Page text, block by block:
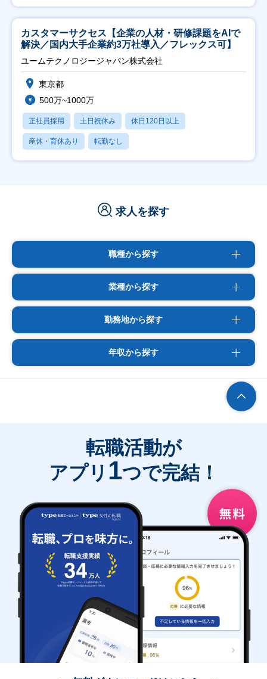
カスタマーサクセス【企業の人材・研修課題をAIで
解決／国内大手企業約3万社導入／フレックス可】
ユームテクノロジージャパン株式会社
東京都
500万~1000万
正社員採用 土日祝休み 休日120日以上
産休・育休あり 転勤なし
求人を探す
職種から探す
業種から探す
勤務地から探す
年収から探す
転職活動が
アプリ 1つで完結！